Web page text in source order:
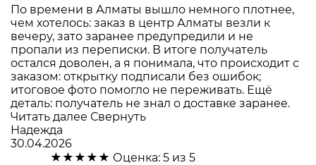
По времени в Алматы вышло немного плотнее,
чем хотелось: заказ в центр Алматы везли к
вечеру, зато заранее предупредили и не
пропали из переписки. В итоге получатель
остался доволен, а я понимала, что происходит с
заказом: открытку подписали без ошибок;
итоговое фото помогло не переживать. Ещё
деталь: получатель не знал о доставке заранее.
Читать далее Свернуть
Надежда
30.04.2026
★★★★★ Оценка: 5 из 5